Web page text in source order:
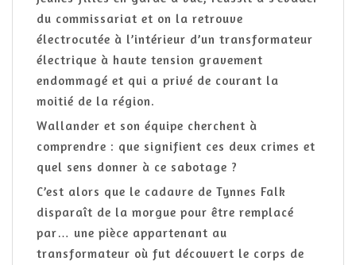
du commissariat et on la retrouve
électrocutée à l’intérieur d’un transformateur
électrique à haute tension gravement
endommagé et qui a privé de courant la
moitié de la région.
Wallander et son équipe cherchent à
comprendre : que signifient ces deux crimes et
quel sens donner à ce sabotage ?
C’est alors que le cadavre de Tynnes Falk
disparaît de la morgue pour être remplacé
par… une pièce appartenant au
transformateur où fut découvert le corps de